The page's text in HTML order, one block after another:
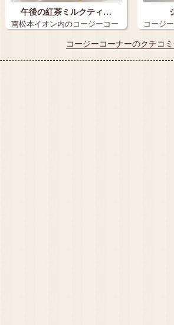
午後の紅茶ミルクティ…
南松本イオン内のコージーコー
コージ
コージーコーナーのクチコ